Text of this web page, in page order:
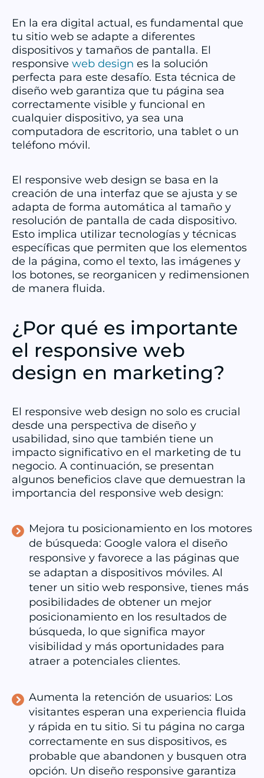
En la era digital actual, es fundamental que
tu sitio web se adapte a diferentes
dispositivos y tamaños de pantalla. El
responsive web design es la solución
perfecta para este desafío. Esta técnica de
diseño web garantiza que tu página sea
correctamente visible y funcional en
cualquier dispositivo, ya sea una
computadora de escritorio, una tablet o un
teléfono móvil.
El responsive web design se basa en la
creación de una interfaz que se ajusta y se
adapta de forma automática al tamaño y
resolución de pantalla de cada dispositivo.
Esto implica utilizar tecnologías y técnicas
específicas que permiten que los elementos
de la página, como el texto, las imágenes y
los botones, se reorganicen y redimensionen
de manera fluida.
¿Por qué es importante
el responsive web
design en marketing?
El responsive web design no solo es crucial
desde una perspectiva de diseño y
usabilidad, sino que también tiene un
impacto significativo en el marketing de tu
negocio. A continuación, se presentan
algunos beneficios clave que demuestran la
importancia del responsive web design:
Mejora tu posicionamiento en los motores
de búsqueda: Google valora el diseño
responsive y favorece a las páginas que
se adaptan a dispositivos móviles. Al
tener un sitio web responsive, tienes más
posibilidades de obtener un mejor
posicionamiento en los resultados de
búsqueda, lo que significa mayor
visibilidad y más oportunidades para
atraer a potenciales clientes.
Aumenta la retención de usuarios: Los
visitantes esperan una experiencia fluida
y rápida en tu sitio. Si tu página no carga
correctamente en sus dispositivos, es
probable que abandonen y busquen otra
opción. Un diseño responsive garantiza